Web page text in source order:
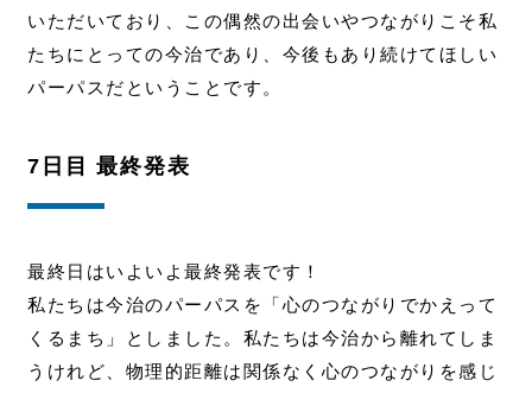
いただいており、この偶然の出会いやつながりこそ私
たちにとっての今治であり、今後もあり続けてほしい
パーパスだということです。
7日目 最終発表
最終日はいよいよ最終発表です！
私たちは今治のパーパスを「心のつながりでかえって
くるまち」としました。私たちは今治から離れてしま
うけれど、物理的距離は関係なく心のつながりを感じ